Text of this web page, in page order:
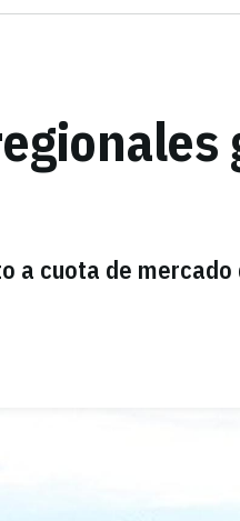
a cuota de